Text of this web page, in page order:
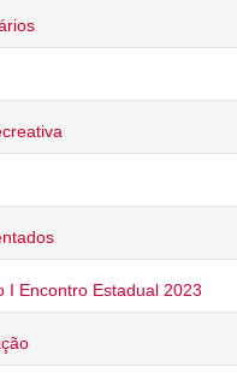
I Encontro Estadual 2023